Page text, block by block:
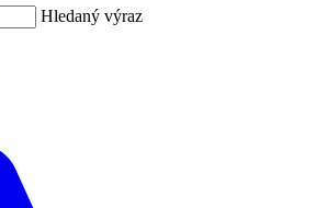
Hledaný výraz